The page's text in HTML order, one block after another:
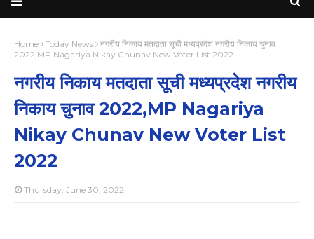
Home Today News
नगरीय निकाय मतदाता सूची मध्यप्रदेश नगरीय निकाय चुनाव
2022,MP Nagariya Nikay Chunav New Voter List 2022
नगरीय निकाय मतदाता सूची मध्यप्रदेश नगरीय
निकाय चुनाव 2022,MP Nagariya
Nikay Chunav New Voter List
2022
Thursday, June 30, 2022